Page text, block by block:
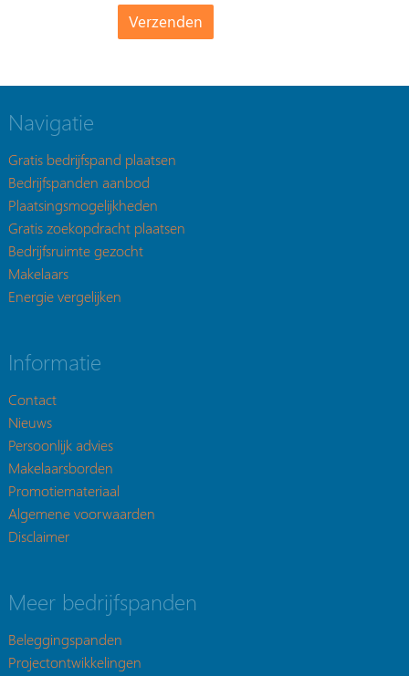
Navigatie
Gratis bedrijfspand plaatsen
Bedrijfspanden aanbod
Plaatsingsmogelijkheden
Gratis zoekopdracht plaatsen
Bedrijfsruimte gezocht
Makelaars
Energie vergelijken
Informatie
Contact
Nieuws
Persoonlijk advies
Makelaarsborden
Promotiemateriaal
Algemene voorwaarden
Disclaimer
Meer bedrijfspanden
Beleggingspanden
Projectontwikkelingen